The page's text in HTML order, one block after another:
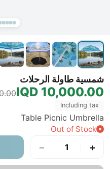
شمسية طاولة الرحلات
10,000.00 IQD
IQD
Including tax
Table Picnic Umbrella
Out of Stock
+
1
−